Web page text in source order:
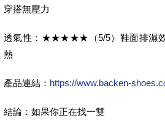
穿搭無壓力
透氣性：★★★★★（5/5）鞋面排濕效
熱
產品連結： https://www.backen-
結論：如果你正在找一雙